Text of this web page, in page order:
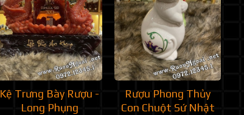
Kệ Trưng Bày Rượu -
Long Phụng
Rượu Phong Thủy
Con Chuột Sứ Nhật